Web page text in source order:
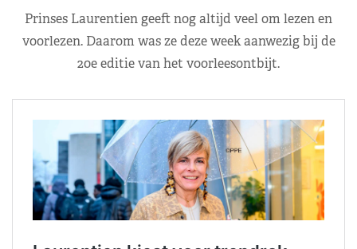
Prinses Laurentien geeft nog altijd veel om lezen en
voorlezen. Daarom was ze deze week aanwezig bij de
20e editie van het voorleesontbijt.